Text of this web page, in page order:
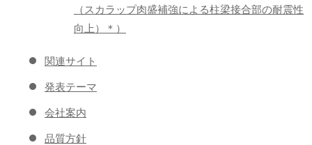
（スカラップ肉盛補強による柱梁接合部の耐震性
向上）＊）
関連サイト
発表テーマ
会社案内
品質方針